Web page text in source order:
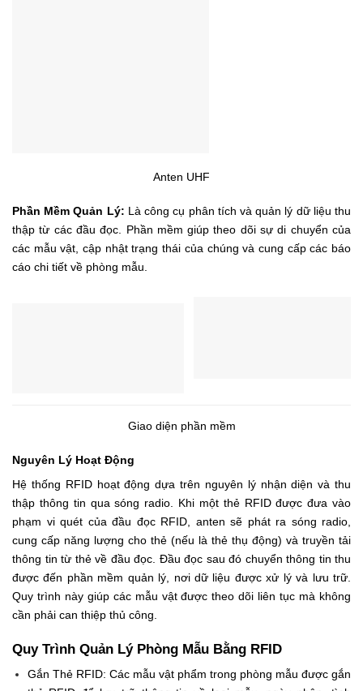
Anten UHF
Phần Mềm Quản Lý: Là công cụ phân tích và quản lý dữ liệu thu
thập từ các đầu đọc. Phần mềm giúp theo dõi sự di chuyển của
các mẫu vật, cập nhật trạng thái của chúng và cung cấp các báo
cáo chi tiết về phòng mẫu.
Giao diện phần mềm
Nguyên Lý Hoạt Động
Hệ thống RFID hoạt động dựa trên nguyên lý nhận diện và thu
thập thông tin qua sóng radio. Khi một thẻ RFID được đưa vào
phạm vi quét của đầu đọc RFID, anten sẽ phát ra sóng radio,
cung cấp năng lượng cho thẻ (nếu là thẻ thụ động) và truyền tải
thông tin từ thẻ về đầu đọc. Đầu đọc sau đó chuyển thông tin thu
được đến phần mềm quản lý, nơi dữ liệu được xử lý và lưu trữ.
Quy trình này giúp các mẫu vật được theo dõi liên tục mà không
cần phải can thiệp thủ công.
Quy Trình Quản Lý Phòng Mẫu Bằng RFID
Gắn Thẻ RFID: Các mẫu vật phẩm trong phòng mẫu được gắn